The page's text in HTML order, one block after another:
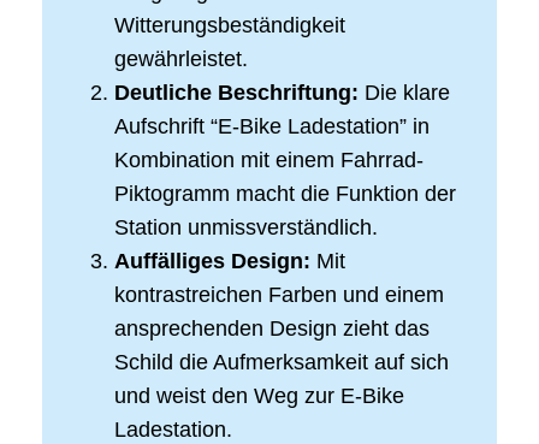
Witterungsbeständigkeit
gewährleistet.
Deutliche Beschriftung: Die klare
Aufschrift “E-Bike Ladestation” in
Kombination mit einem Fahrrad-
Piktogramm macht die Funktion der
Station unmissverständlich.
Auffälliges Design: Mit
kontrastreichen Farben und einem
ansprechenden Design zieht das
Schild die Aufmerksamkeit auf sich
und weist den Weg zur E-Bike
Ladestation.